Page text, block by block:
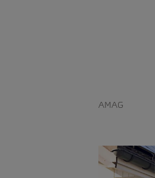
AMAG